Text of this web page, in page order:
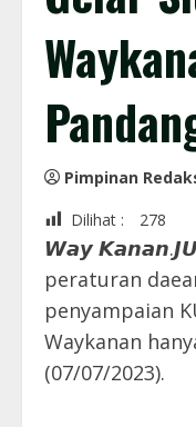
Pimpinan
Dilihat :
278
𝙒𝙖𝙮
peraturan
penyampaian
Waykanan
(07/07/2023).